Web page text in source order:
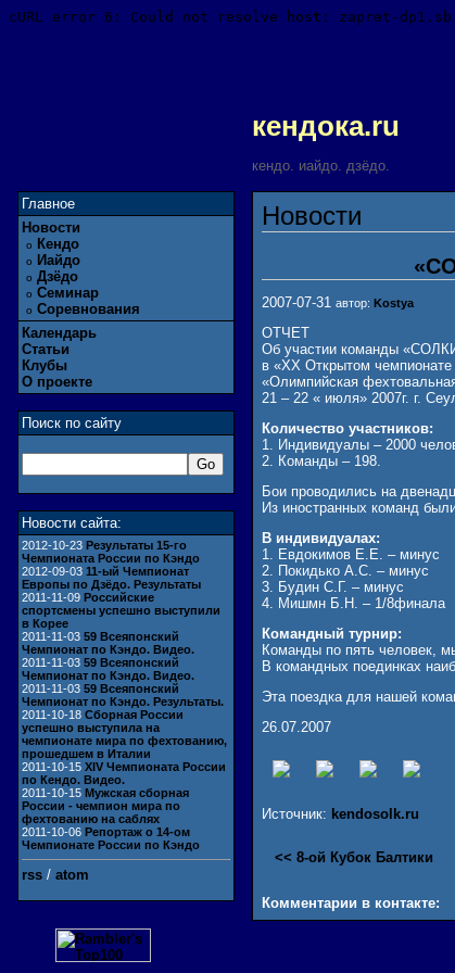
кендока.ru
кендо. иайдо. дзёдо.
Главное
Новости
o Кендо
o Иайдо
o Дзёдо
o Семинар
o Соревнования
Календарь
Статьи
Клубы
О проекте
Поиск по сайту
Новости сайта:
2012-10-23 Результаты 15-го
Чемпионата России по Кэндо
2012-09-03 11-ый Чемпионат
Европы по Дзёдо. Результаты
2011-11-09 Российские
спортсмены успешно выступили
в Корее
2011-11-03 59 Всеяпонский
Чемпионат по Кэндо. Видео.
2011-11-03 59 Всеяпонский
Чемпионат по Кэндо. Видео.
2011-11-03 59 Всеяпонский
Чемпионат по Кэндо. Результаты.
2011-10-18 Сборная России
успешно выступила на
чемпионате мира по фехтованию,
прошедшем в Италии
2011-10-15 XIV Чемпионата России
по Кендо. Видео.
2011-10-15 Мужская сборная
России - чемпион мира по
фехтованию на саблях
2011-10-06 Репортаж о 14-ом
Чемпионате России по Кэндо
rss / atom
Новости
2007-07-31 автор: Kostya
ОТЧЕТ
Об участии команды
в «XX Открытом
«Олимпийская
21 – 22 « июля» 2007г. г.
Количество участников:
1. Индивидуалы – 2000
2. Команды – 198.
Бои проводились на
Из иностранных команд
В индивидуалах:
1. Евдокимов Е.Е. – минус
2. Покидько А.С. – минус
3. Будин С.Г. – минус
4. Мишмн Б.Н. – 1/8финала
Командный турнир:
Команды по пять человек,
В командных поединках
Эта поездка для нашей
26.07.2007
Источник: kendosolk.ru
<< 8-ой Кубок Балтики
Комментарии в контакте: